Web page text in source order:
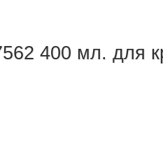
400 мл. для